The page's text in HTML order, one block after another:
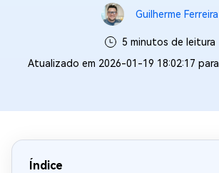
Guilherme Ferreira
5 minutos de leitura
Atualizado em 2026-01-19 18:02:17 para
Índice